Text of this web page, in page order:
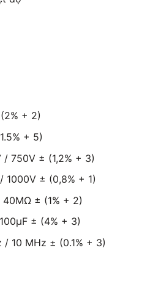
+ 2)
+ 5)
750V ± (1,2% + 3)
± (0,8% + 1)
± (1% + 2)
± (4% + 3)
10 MHz ± (0.1% + 3)